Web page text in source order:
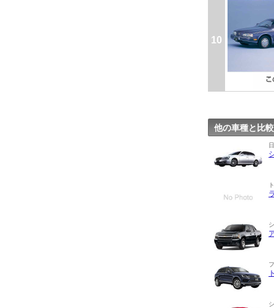
10
他の車種と比